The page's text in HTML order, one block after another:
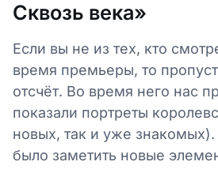
Сквозь века»
Если вы не из тех, кто
время премьеры, то
отсчёт. Во время него нас
показали портреты
новых, так и уже
было заметить новые